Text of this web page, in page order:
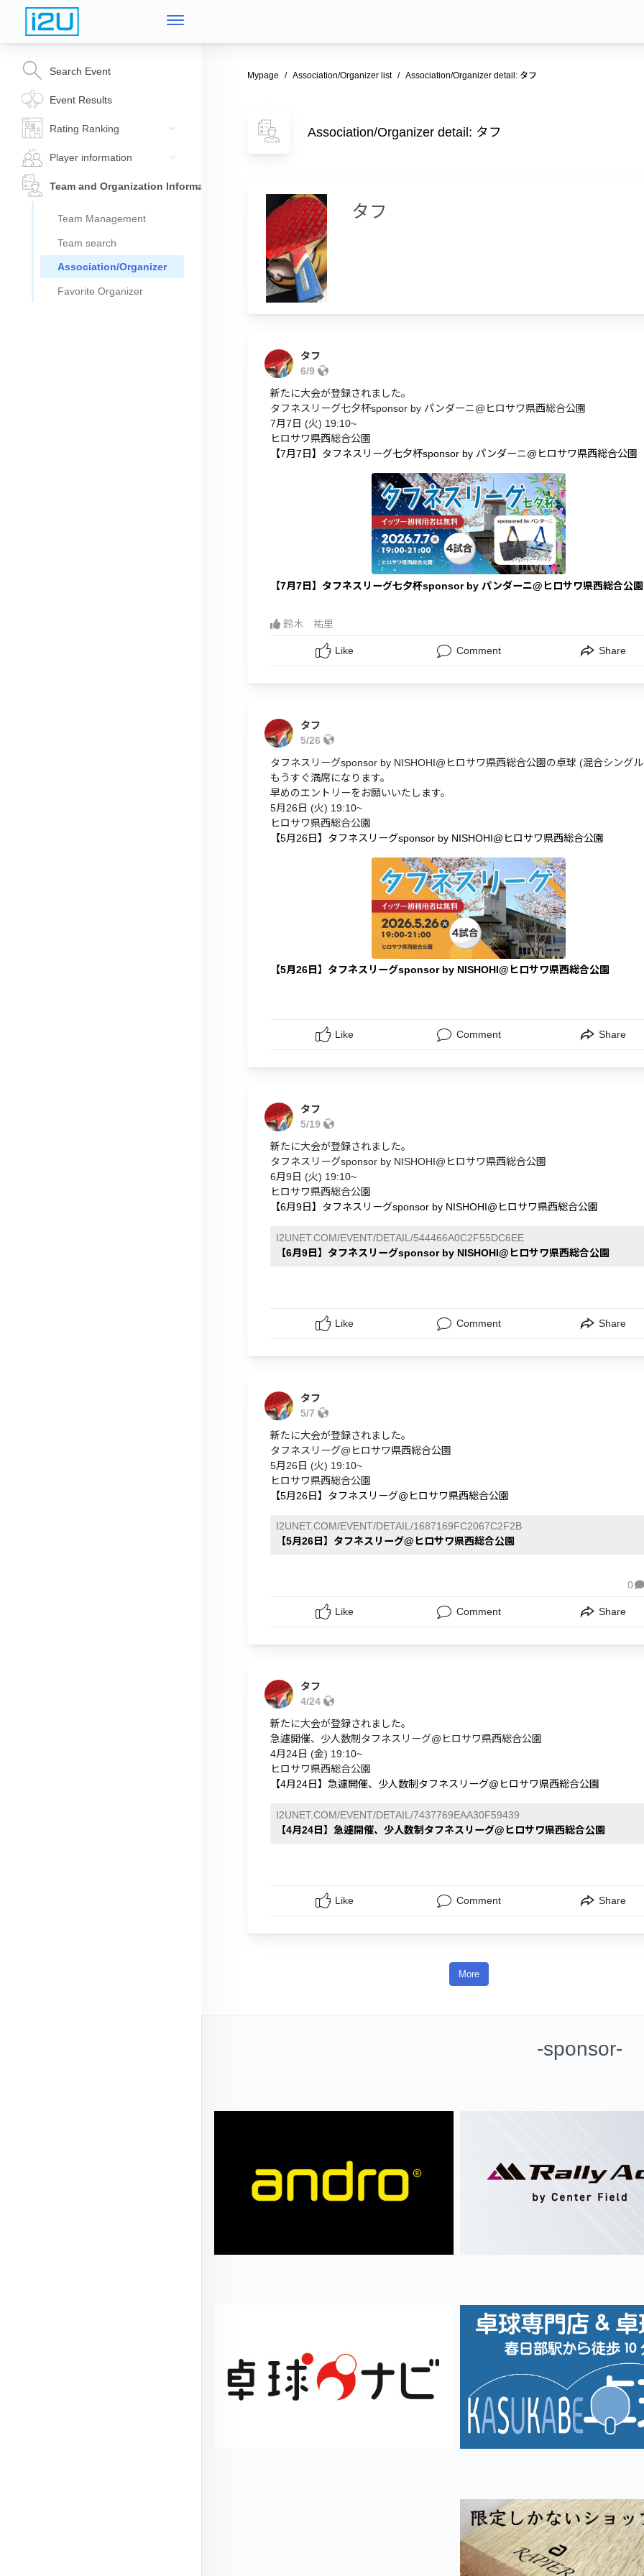
Search Event
Event Results
Rating Ranking
Player information
Team and Organization Information
Team Management
Team search
Association/Organizer
Favorite Organizer
Mypage Association/Organizer list Association/Organizer detail: タフ
Association/Organizer detail: タフ
タフ
タフ
6/9
新たに大会が登録されました。
タフネスリーグ七夕杯sponsor by パンダーニ@ヒロサワ県西総合公園
7月7日 (火) 19:10~
ヒロサワ県西総合公園
【7月7日】タフネスリーグ七夕杯sponsor by パンダーニ@ヒロサワ県西総合公園
【7月7日】タフネスリーグ七夕杯sponsor by パンダーニ@ヒロサワ県西総合公園
鈴木 祐里
Like Comment Share
タフ
5/26
タフネスリーグsponsor by NISHOHI@ヒロサワ県西総合公園の卓球 (混合シング
もうすぐ満席になります。
早めのエントリーをお願いいたします。
5月26日 (火) 19:10~
ヒロサワ県西総合公園
【5月26日】タフネスリーグsponsor by NISHOHI@ヒロサワ県西総合公園
【5月26日】タフネスリーグsponsor by NISHOHI@ヒロサワ県西総合公園
Like Comment Share
タフ
5/19
新たに大会が登録されました。
タフネスリーグsponsor by NISHOHI@ヒロサワ県西総合公園
6月9日 (火) 19:10~
ヒロサワ県西総合公園
【6月9日】タフネスリーグsponsor by NISHOHI@ヒロサワ県西総合公園
I2UNET.COM/EVENT/DETAIL/544466A0C2F55DC6EE
【6月9日】タフネスリーグsponsor by NISHOHI@ヒロサワ県西総合公園
Like Comment Share
タフ
5/7
新たに大会が登録されました。
タフネスリーグ@ヒロサワ県西総合公園
5月26日 (火) 19:10~
ヒロサワ県西総合公園
【5月26日】タフネスリーグ@ヒロサワ県西総合公園
I2UNET.COM/EVENT/DETAIL/1687169FC2067C2F2B
【5月26日】タフネスリーグ@ヒロサワ県西総合公園
0
Like Comment Share
タフ
4/24
新たに大会が登録されました。
急遽開催、少人数制タフネスリーグ@ヒロサワ県西総合公園
4月24日 (金) 19:10~
ヒロサワ県西総合公園
【4月24日】急遽開催、少人数制タフネスリーグ@ヒロサワ県西総合公園
I2UNET.COM/EVENT/DETAIL/7437769EAA30F59439
【4月24日】急遽開催、少人数制タフネスリーグ@ヒロサワ県西総合公園
Like Comment Share
More
-sponsor-